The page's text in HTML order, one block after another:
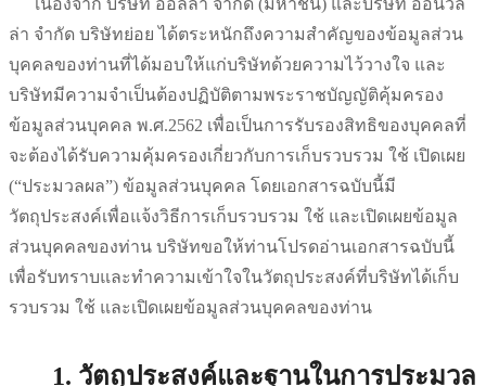
ล่า จำกัด บริษัทย่อย ได้ตระหนักถึงความสำคัญของข้อมูลส่วน
บุคคลของท่านที่ได้มอบให้แก่บริษัทด้วยความไว้วางใจ และ
บริษัทมีความจำเป็นต้องปฏิบัติตามพระราชบัญญัติคุ้มครอง
ข้อมูลส่วนบุคคล พ.ศ.2562 เพื่อเป็นการรับรองสิทธิของบุคคลที่
จะต้องได้รับความคุ้มครองเกี่ยวกับการเก็บรวบรวม ใช้ เปิดเผย
(“ประมวลผล”) ข้อมูลส่วนบุคคล โดยเอกสารฉบับนี้มี
วัตถุประสงค์เพื่อแจ้งวิธีการเก็บรวบรวม ใช้ และเปิดเผยข้อมูล
ส่วนบุคคลของท่าน บริษัทขอให้ท่านโปรดอ่านเอกสารฉบับนี้
เพื่อรับทราบและทำความเข้าใจในวัตถุประสงค์ที่บริษัทได้เก็บ
รวบรวม ใช้ และเปิดเผยข้อมูลส่วนบุคคลของท่าน
1. วัตถุประสงค์และฐานในการประมวล